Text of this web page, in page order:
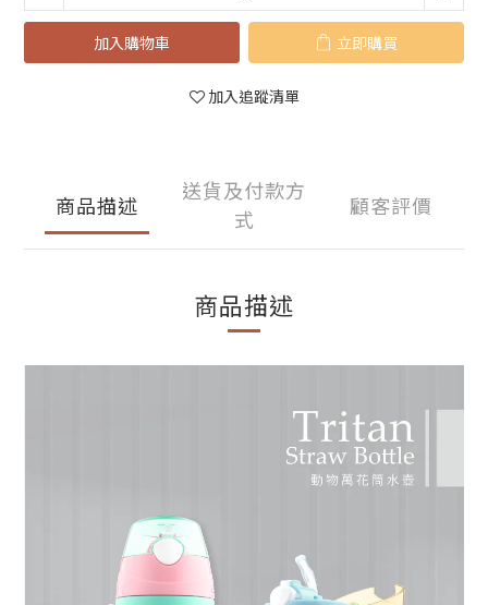
加入購物車 立即購買
加入追蹤清單
商品描述
送貨及付款方
式
顧客評價
商品描述